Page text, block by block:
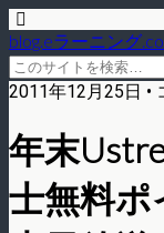
blog.eラーニング
2011年12月25日 •
年末
士無料